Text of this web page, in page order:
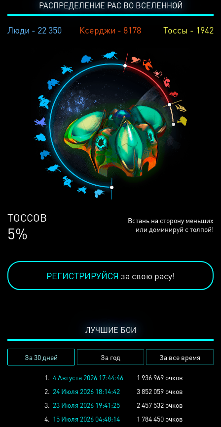
РАСПРЕДЕЛЕНИЕ РАС ВО ВСЕЛЕННОЙ
Люди - 22 350 Ксерджи - 8178 Тоссы - 1942
ЛЮДЕЙ
68%
Встань на сторону меньших
или доминируй с толпой!
РЕГИСТРИРУЙСЯ за свою расу!
ЛУЧШИЕ БОИ
За 30 дней За год За все время
1. 4 Августа 2026 17:44:46
1 936 969 очков
2. 24 Июля 2026 18:14:42
3 852 059 очков
3. 23 Июля 2026 19:41:25
2 457 532 очков
4. 15 Июля 2026 04:48:14
1 784 450 очков